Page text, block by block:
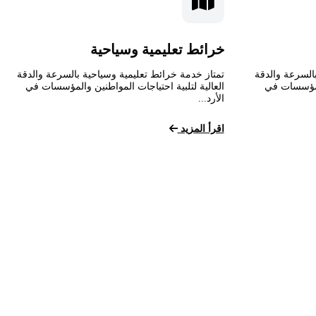
والدقة
في
خرائط تعليمية وسياحية
تمتاز خدمة خرائط تعليمية وسياحية بالسرعة والدقة
العالية لتلبية احتياجات المواطنين والمؤسسات في
الأرد...
اقرأ المزيد